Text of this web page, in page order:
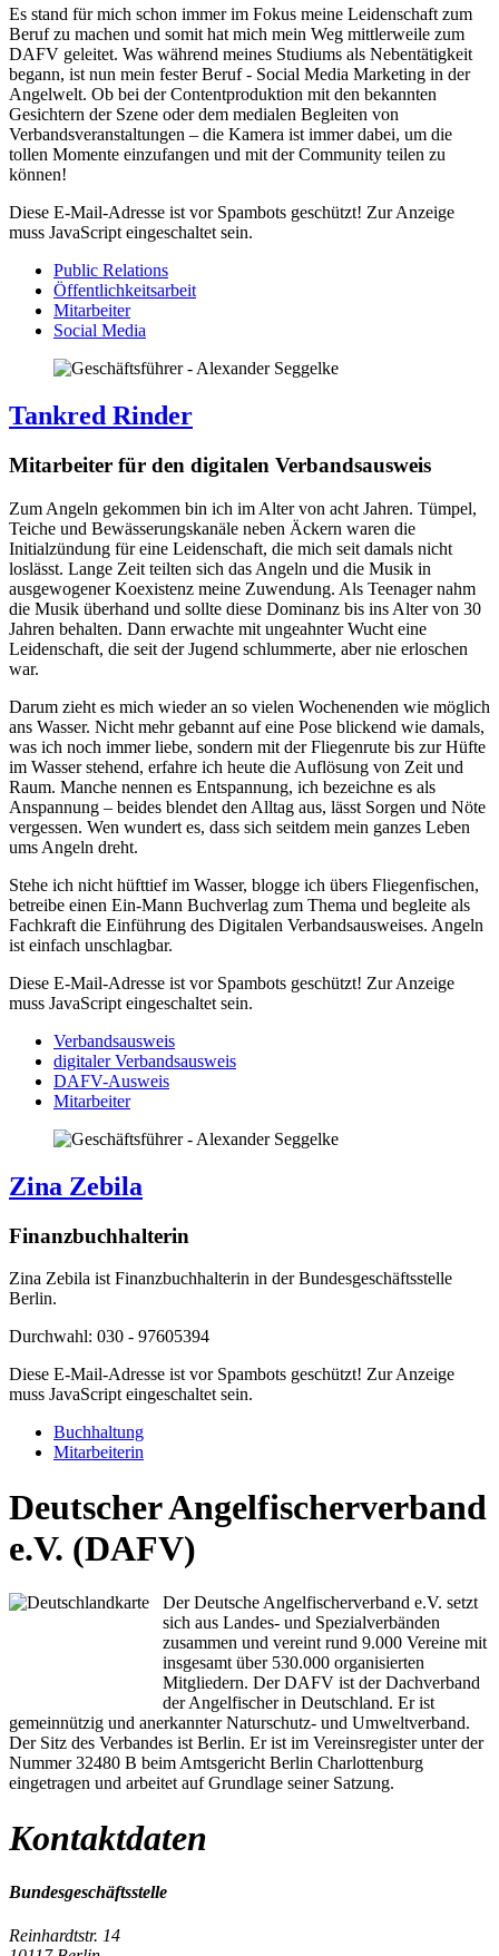
Es stand für mich schon immer im Fokus meine Leidenschaft zum
Beruf zu machen und somit hat mich mein Weg mittlerweile zum
DAFV geleitet. Was während meines Studiums als Nebentätigkeit
begann, ist nun mein fester Beruf - Social Media Marketing in der
Angelwelt. Ob bei der Contentproduktion mit den bekannten
Gesichtern der Szene oder dem medialen Begleiten von
Verbandsveranstaltungen – die Kamera ist immer dabei, um die
tollen Momente einzufangen und mit der Community teilen zu
können!
Diese E-Mail-Adresse ist vor Spambots geschützt! Zur Anzeige
muss JavaScript eingeschaltet sein.
Public Relations
Öffentlichkeitsarbeit
Mitarbeiter
Social Media
Tankred Rinder
Mitarbeiter für den digitalen Verbandsausweis
Zum Angeln gekommen bin ich im Alter von acht Jahren. Tümpel,
Teiche und Bewässerungskanäle neben Äckern waren die
Initialzündung für eine Leidenschaft, die mich seit damals nicht
loslässt. Lange Zeit teilten sich das Angeln und die Musik in
ausgewogener Koexistenz meine Zuwendung. Als Teenager nahm
die Musik überhand und sollte diese Dominanz bis ins Alter von 30
Jahren behalten. Dann erwachte mit ungeahnter Wucht eine
Leidenschaft, die seit der Jugend schlummerte, aber nie erloschen
war.
Darum zieht es mich wieder an so vielen Wochenenden wie möglich
ans Wasser. Nicht mehr gebannt auf eine Pose blickend wie damals,
was ich noch immer liebe, sondern mit der Fliegenrute bis zur Hüfte
im Wasser stehend, erfahre ich heute die Auflösung von Zeit und
Raum. Manche nennen es Entspannung, ich bezeichne es als
Anspannung – beides blendet den Alltag aus, lässt Sorgen und Nöte
vergessen. Wen wundert es, dass sich seitdem mein ganzes Leben
ums Angeln dreht.
Stehe ich nicht hüfttief im Wasser, blogge ich übers Fliegenfischen,
betreibe einen Ein-Mann Buchverlag zum Thema und begleite als
Fachkraft die Einführung des Digitalen Verbandsausweises. Angeln
ist einfach unschlagbar.
Diese E-Mail-Adresse ist vor Spambots geschützt! Zur Anzeige
muss JavaScript eingeschaltet sein.
Verbandsausweis
digitaler Verbandsausweis
DAFV-Ausweis
Mitarbeiter
Zina Zebila
Finanzbuchhalterin
Zina Zebila ist Finanzbuchhalterin in der Bundesgeschäftsstelle
Berlin.
Durchwahl: 030 - 97605394
Diese E-Mail-Adresse ist vor Spambots geschützt! Zur Anzeige
muss JavaScript eingeschaltet sein.
Buchhaltung
Mitarbeiterin
Deutscher Angelfischerverband
e.V. (DAFV)
Der Deutsche Angelfischerverband e.V. setzt
sich aus Landes- und Spezialverbänden
zusammen und vereint rund 9.000 Vereine mit
insgesamt über 530.000 organisierten
Mitgliedern. Der DAFV ist der Dachverband
der Angelfischer in Deutschland. Er ist
gemeinnützig und anerkannter Naturschutz- und Umweltverband.
Der Sitz des Verbandes ist Berlin. Er ist im Vereinsregister unter der
Nummer 32480 B beim Amtsgericht Berlin Charlottenburg
eingetragen und arbeitet auf Grundlage seiner Satzung.
Kontaktdaten
Bundesgeschäftsstelle
Reinhardtstr. 14